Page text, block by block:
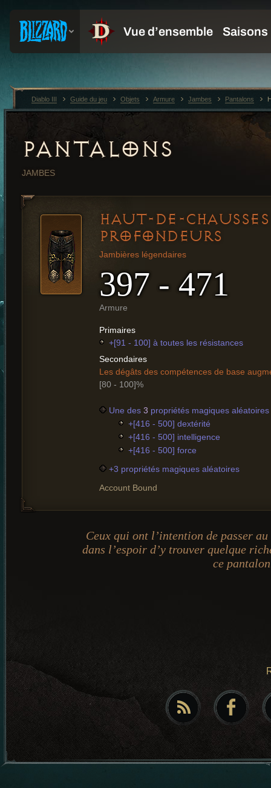
PANTALONS
JAMBES
HAUT-DE-
PROFONDEURS
Jambières légendaires
397 - 471
Armure
Primaires
+[91 - 100] à toutes les résistances
Secondaires
Les dégâts des compétences de base
[80 - 100]%
Une des 3 propriétés magiques
+[416 - 500] dextérité
+[416 - 500] intelligence
+[416 - 500] force
+3 propriétés magiques aléatoires
Account Bound
Ceux qui ont l’intention de passer
dans l’espoir d’y trouver quelque
ce
Diablo III Guide du jeu Objets Armure Jambes Pantalons